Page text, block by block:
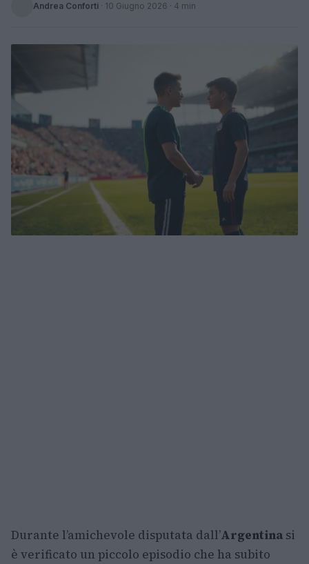
Andrea Conforti · 10 Giugno 2026 · 4 min
Durante l’amichevole disputata dall’Argentina si
è verificato un piccolo episodio che ha subito